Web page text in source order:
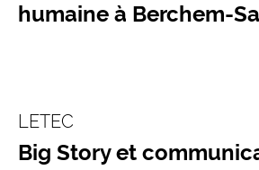
humaine à Berchem-
LETEC
Big Story et